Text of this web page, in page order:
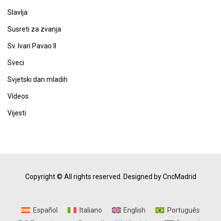
Slavlja
Susreti za zvanja
Sv. Ivan Pavao II
Sveci
Svjetski dan mladih
Vídeos
Vijesti
Copyright © All rights reserved. Designed by CncMadrid
Español Italiano English
Português